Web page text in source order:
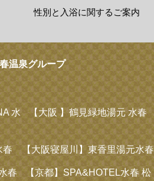
性別と入浴に関するご案内
温泉グループ
水
【大阪 】鶴見緑地湯元 水春
春 【大阪寝屋川】 東香里湯元水春
春 【京都】SPA&HOTEL水春 松